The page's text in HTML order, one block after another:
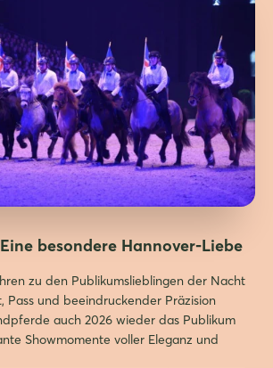
besondere Hannover-Liebe
zu den Publikumslieblingen der Nacht
Pass und beeindruckender Präzision
auch 2026 wieder das Publikum
Showmomente voller Eleganz und